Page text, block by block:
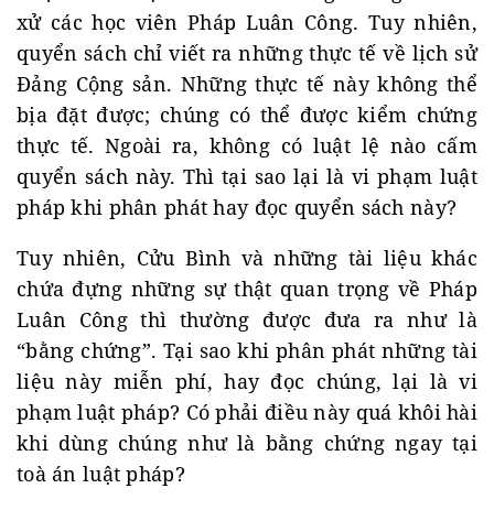
xử các học viên Pháp Luân Công. Tuy nhiên,
quyển sách chỉ viết ra những thực tế về lịch sử
Đảng Cộng sản. Những thực tế này không thể
bịa đặt được; chúng có thể được kiểm chứng
thực tế. Ngoài ra, không có luật lệ nào cấm
quyển sách này. Thì tại sao lại là vi phạm luật
pháp khi phân phát hay đọc quyển sách này?
Tuy nhiên, Cửu Bình và những tài liệu khác
chứa đựng những sự thật quan trọng về Pháp
Luân Công thì thường được đưa ra như là
“bằng chứng”. Tại sao khi phân phát những tài
liệu này miễn phí, hay đọc chúng, lại là vi
phạm luật pháp? Có phải điều này quá khôi hài
khi dùng chúng như là bằng chứng ngay tại
toà án luật pháp?